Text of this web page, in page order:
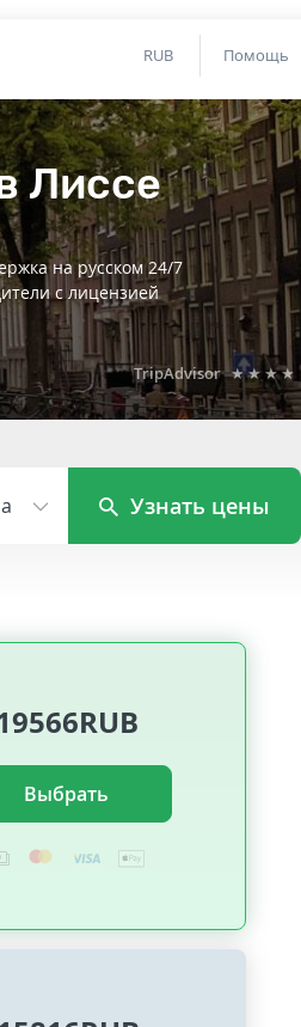
RUB Помощь
Лиссе
на русском 24/7
с лицензией
TripAdvisor ★★★★
Узнать цены
Выбрать